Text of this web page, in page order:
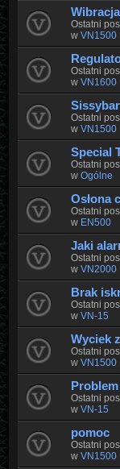
Ostatni
w VN1500
Ostatni
w VN1600
Ostatni
w VN1500
Special
Ostatni
w Ogólne
Osłona
Ostatni
w EN500
Jaki
Ostatni
w VN2000
Brak
Ostatni
w VN-15
Wyciek
Ostatni
w VN1500
Problem
Ostatni
w VN-15
pomoc
Ostatni
w VN1500